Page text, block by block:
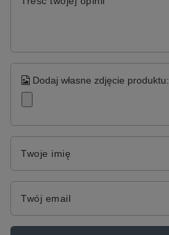
Dodaj własne zdjęcie produktu:
Twoje imię
Twój email